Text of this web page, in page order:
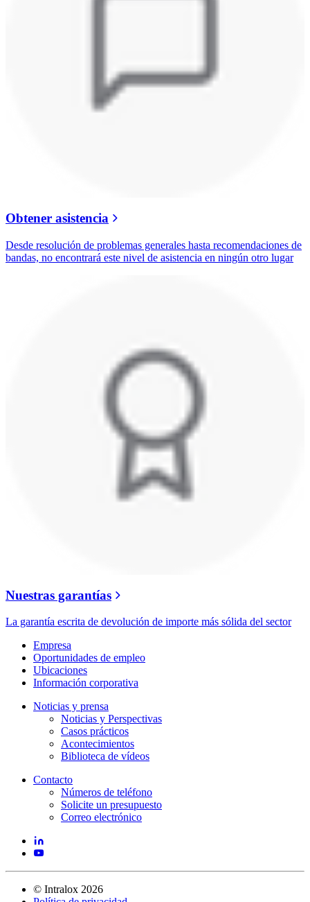
Obtener asistencia
Desde resolución de problemas generales hasta recomendaciones de
bandas, no encontrará este nivel de asistencia en ningún otro lugar
Nuestras garantías
La garantía escrita de devolución de importe más sólida del sector
Empresa
Oportunidades de empleo
Ubicaciones
Información corporativa
Noticias y prensa
Noticias y Perspectivas
Casos prácticos
Acontecimientos
Biblioteca de vídeos
Contacto
Números de teléfono
Solicite un presupuesto
Correo electrónico
© Intralox 2026